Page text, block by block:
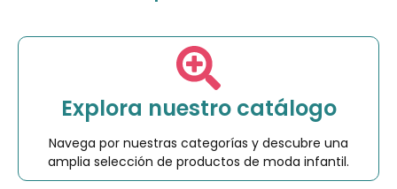
Explora nuestro catálogo
Navega por nuestras categorías y descubre una
amplia selección de productos de moda infantil.